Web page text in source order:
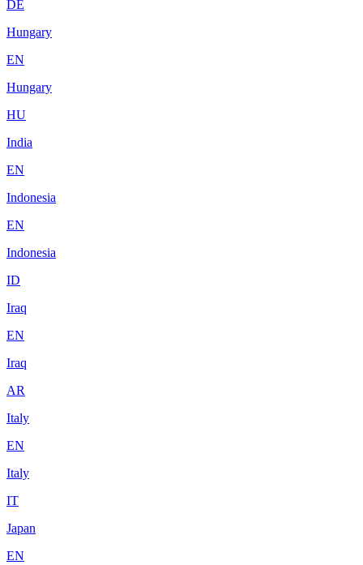
DE
Hungary
EN
Hungary
HU
India
EN
Indonesia
EN
Indonesia
ID
Iraq
EN
Iraq
AR
Italy
EN
Italy
IT
Japan
EN